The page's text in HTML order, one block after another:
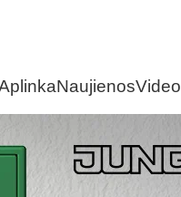
NaujienosVideo